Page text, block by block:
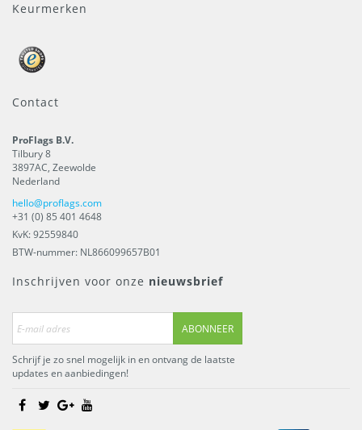
Keurmerken
Contact
ProFlags B.V.
Tilbury 8
3897AC, Zeewolde
Nederland
hello@proflags.com
+31 (0) 85 401 4648
KvK: 92559840
BTW-nummer: NL866099657B01
Inschrijven voor onze nieuwsbrief
ABONNEER
Schrijf je zo snel mogelijk in en ontvang de laatste
updates en aanbiedingen!